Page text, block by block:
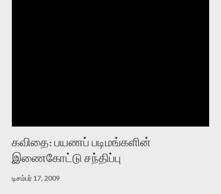
கவிதை: பயணப் படிமங்களின்
இணைகோட்டு சந்திப்பு
டிசம்பர் 17, 2009